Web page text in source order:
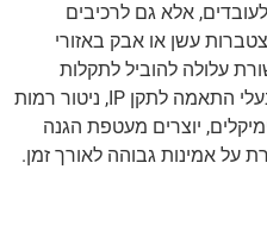
אלא גם לרכיבים
עשן או אבק באזורי
עלולה להוביל לתקלות
מסוכנות. שואבי עשן מתקדמים בעלי התאמה לתקן IP, ניטור רמות
יוצרים מעטפת הגנה
על אמינות גבוהה לאורך זמן.